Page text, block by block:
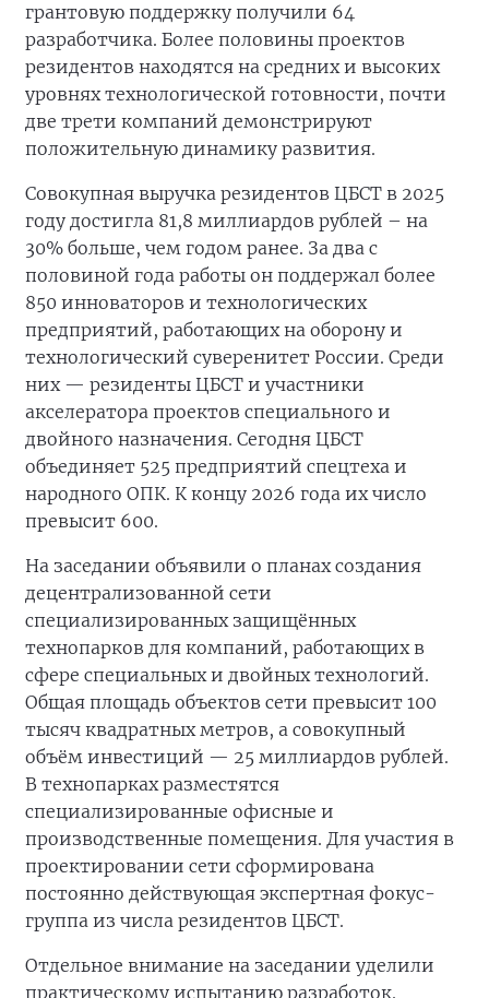
грантовую поддержку получили 64
разработчика. Более половины проектов
резидентов находятся на средних и высоких
уровнях технологической готовности, почти
две трети компаний демонстрируют
положительную динамику развития.
Совокупная выручка резидентов ЦБСТ в 2025
году достигла 81,8 миллиардов рублей – на
30% больше, чем годом ранее. За два с
половиной года работы он поддержал более
850 инноваторов и технологических
предприятий, работающих на оборону и
технологический суверенитет России. Среди
них — резиденты ЦБСТ и участники
акселератора проектов специального и
двойного назначения. Сегодня ЦБСТ
объединяет 525 предприятий спецтеха и
народного ОПК. К концу 2026 года их число
превысит 600.
На заседании объявили о планах создания
децентрализованной сети
специализированных защищённых
технопарков для компаний, работающих в
сфере специальных и двойных технологий.
Общая площадь объектов сети превысит 100
тысяч квадратных метров, а совокупный
объём инвестиций — 25 миллиардов рублей.
В технопарках разместятся
специализированные офисные и
производственные помещения. Для участия в
проектировании сети сформирована
постоянно действующая экспертная фокус-
группа из числа резидентов ЦБСТ.
Отдельное внимание на заседании уделили
практическому испытанию разработок.